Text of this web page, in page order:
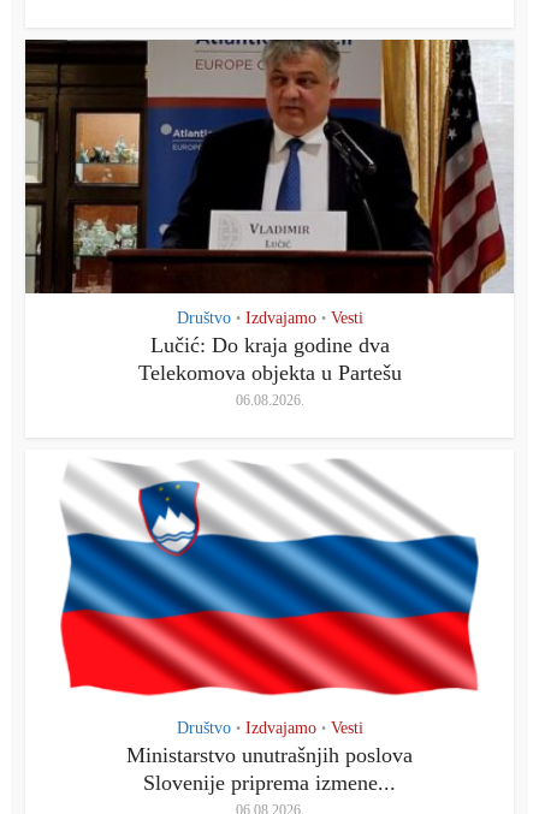
Društvo • Izdvajamo • Vesti
Lučić: Do kraja godine dva
Telekomova objekta u Partešu
06.08.2026.
Društvo • Izdvajamo • Vesti
Ministarstvo unutrašnjih poslova
Slovenije priprema izmene...
06.08.2026.